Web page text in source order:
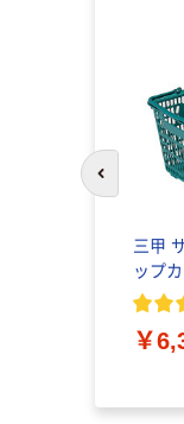
三甲
ップ
￥
前のスライ